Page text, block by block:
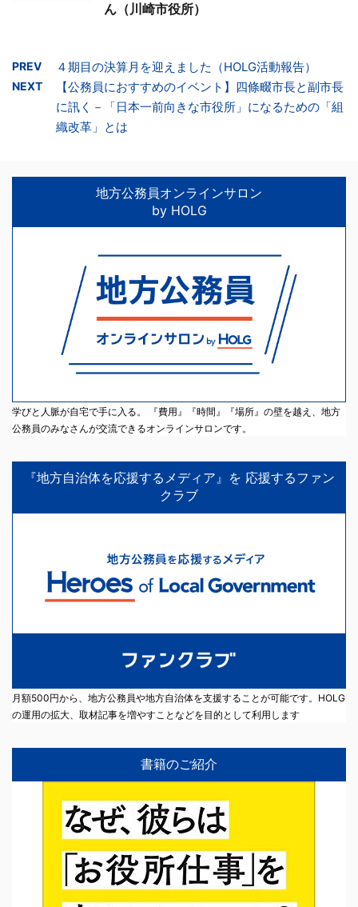
ん（川崎市役所）
PREV ４期目の決算月を迎えました（HOLG活動報告）
NEXT
【公務員におすすめのイベント】四條畷市長と副市長
に訊く－「日本一前向きな市役所」になるための「組
織改革」とは
地方公務員オンラインサロン
by HOLG
学びと人脈が自宅で手に入る。 『費用』『時間』『場所』の壁を越え、地方
公務員のみなさんが交流できるオンラインサロンです。
『地方自治体を応援するメディア』を 応援するファン
クラブ
月額500円から、地方公務員や地方自治体を支援することが可能です。HOLG
の運用の拡大、取材記事を増やすことなどを目的として利用します
書籍のご紹介